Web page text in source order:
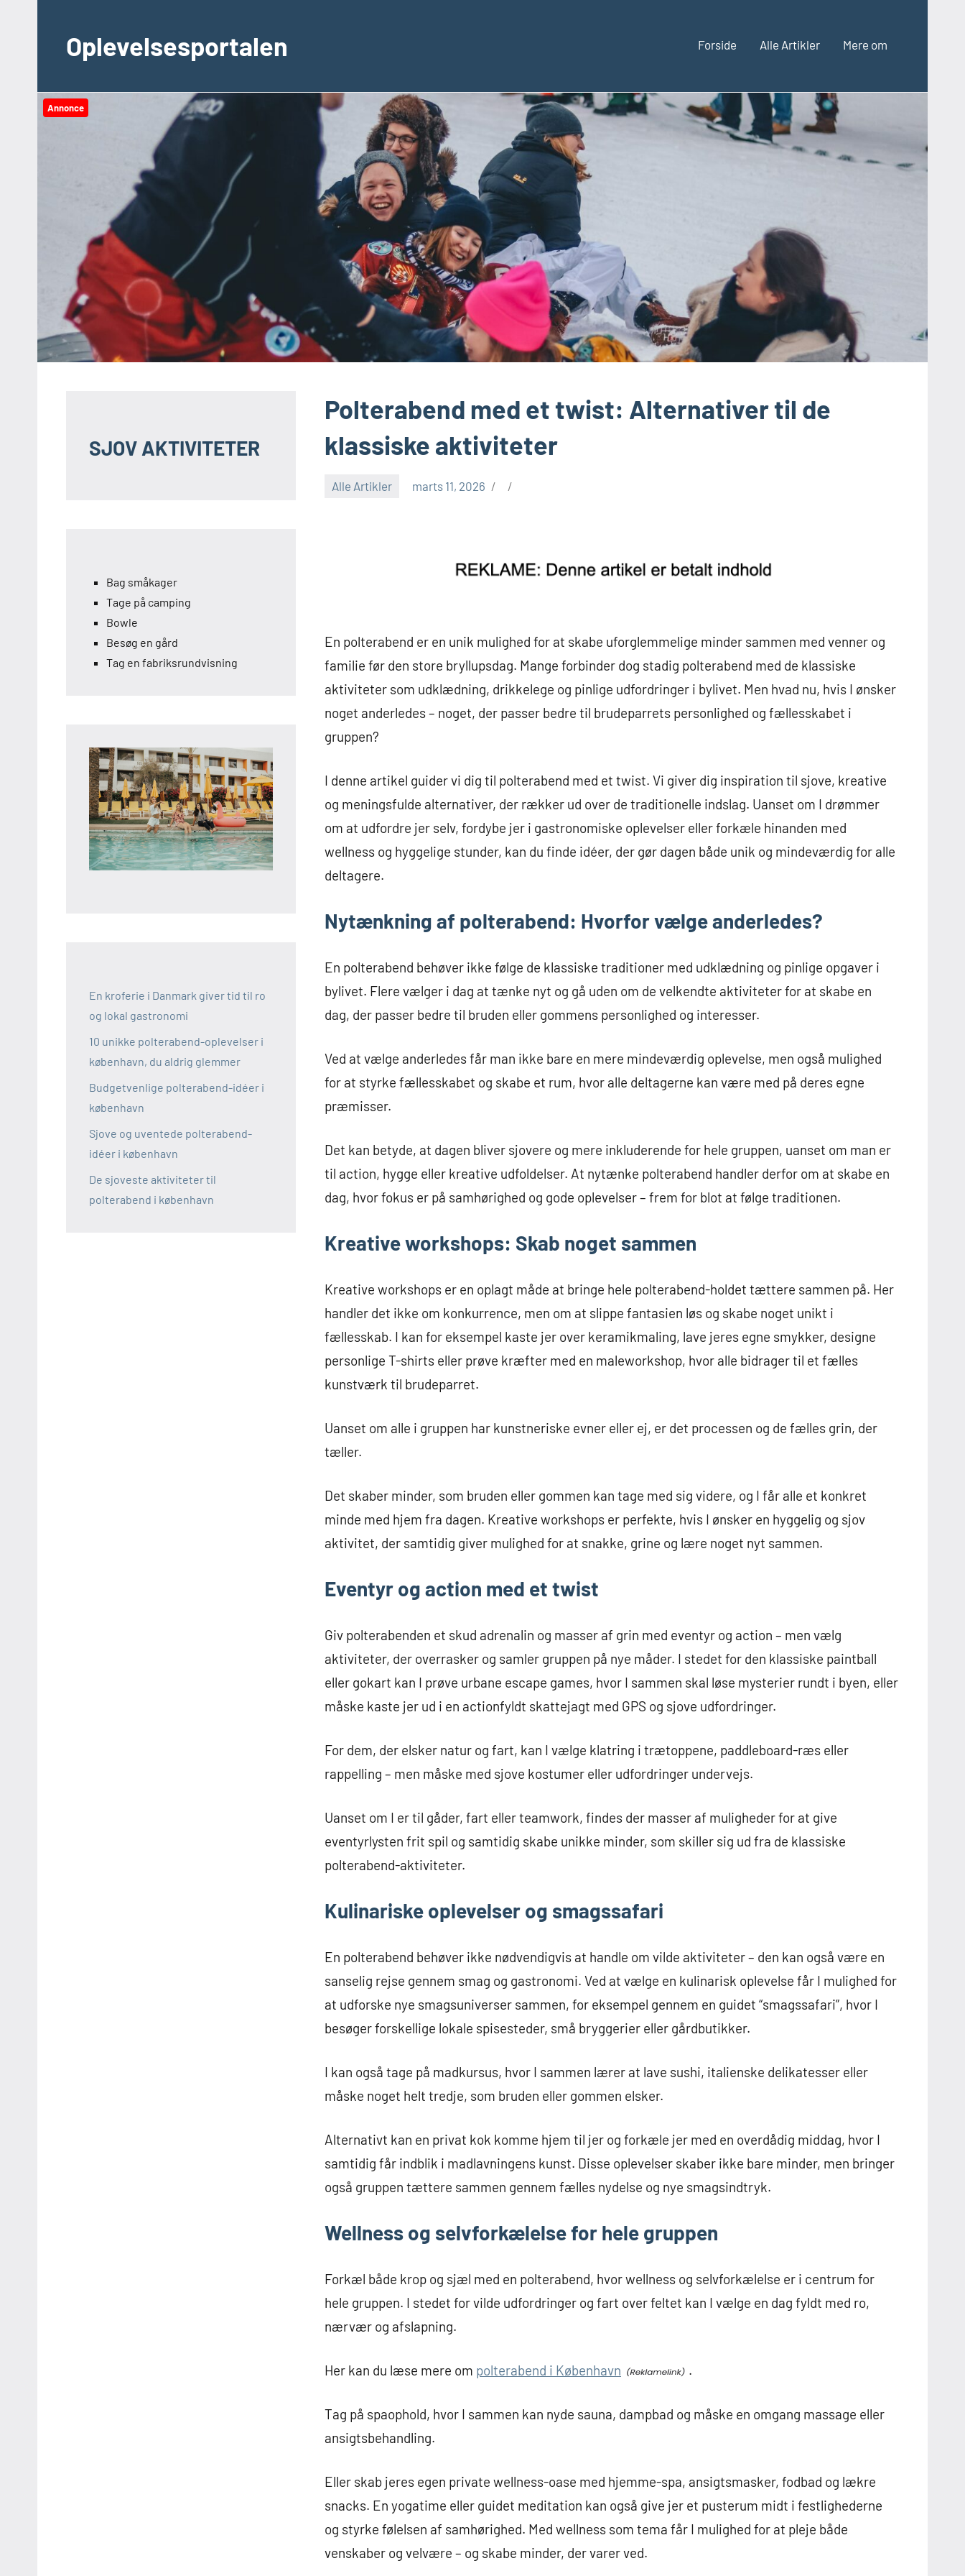
indholdOplevelsesportalen Forside Alle Artikler Mere om
Annonce
Polterabend med et twist: Alternativer til de
klassiske aktiviteter
Alle Artikler marts 11, 2026
En polterabend er en unik mulighed for at skabe uforglemmelige minder sammen med venner og
familie før den store bryllupsdag. Mange forbinder dog stadig polterabend med de klassiske
aktiviteter som udklædning, drikkelege og pinlige udfordringer i bylivet. Men hvad nu, hvis I ønsker
noget anderledes – noget, der passer bedre til brudeparrets personlighed og fællesskabet i
gruppen?
I denne artikel guider vi dig til polterabend med et twist. Vi giver dig inspiration til sjove, kreative
og meningsfulde alternativer, der rækker ud over de traditionelle indslag. Uanset om I drømmer
om at udfordre jer selv, fordybe jer i gastronomiske oplevelser eller forkæle hinanden med
wellness og hyggelige stunder, kan du finde idéer, der gør dagen både unik og mindeværdig for alle
deltagere.
Nytænkning af polterabend: Hvorfor vælge anderledes?
En polterabend behøver ikke følge de klassiske traditioner med udklædning og pinlige opgaver i
bylivet. Flere vælger i dag at tænke nyt og gå uden om de velkendte aktiviteter for at skabe en
dag, der passer bedre til bruden eller gommens personlighed og interesser.
Ved at vælge anderledes får man ikke bare en mere mindeværdig oplevelse, men også mulighed
for at styrke fællesskabet og skabe et rum, hvor alle deltagerne kan være med på deres egne
præmisser.
Det kan betyde, at dagen bliver sjovere og mere inkluderende for hele gruppen, uanset om man er
til action, hygge eller kreative udfoldelser. At nytænke polterabend handler derfor om at skabe en
dag, hvor fokus er på samhørighed og gode oplevelser – frem for blot at følge traditionen.
Kreative workshops: Skab noget sammen
Kreative workshops er en oplagt måde at bringe hele polterabend-holdet tættere sammen på. Her
handler det ikke om konkurrence, men om at slippe fantasien løs og skabe noget unikt i
fællesskab. I kan for eksempel kaste jer over keramikmaling, lave jeres egne smykker, designe
personlige T-shirts eller prøve kræfter med en maleworkshop, hvor alle bidrager til et fælles
kunstværk til brudeparret.
Uanset om alle i gruppen har kunstneriske evner eller ej, er det processen og de fælles grin, der
tæller.
Det skaber minder, som bruden eller gommen kan tage med sig videre, og I får alle et konkret
minde med hjem fra dagen. Kreative workshops er perfekte, hvis I ønsker en hyggelig og sjov
aktivitet, der samtidig giver mulighed for at snakke, grine og lære noget nyt sammen.
Eventyr og action med et twist
Giv polterabenden et skud adrenalin og masser af grin med eventyr og action – men vælg
aktiviteter, der overrasker og samler gruppen på nye måder. I stedet for den klassiske paintball
eller gokart kan I prøve urbane escape games, hvor I sammen skal løse mysterier rundt i byen, eller
måske kaste jer ud i en actionfyldt skattejagt med GPS og sjove udfordringer.
For dem, der elsker natur og fart, kan I vælge klatring i trætoppene, paddleboard-ræs eller
rappelling – men måske med sjove kostumer eller udfordringer undervejs.
Uanset om I er til gåder, fart eller teamwork, findes der masser af muligheder for at give
eventyrlysten frit spil og samtidig skabe unikke minder, som skiller sig ud fra de klassiske
polterabend-aktiviteter.
Kulinariske oplevelser og smagssafari
En polterabend behøver ikke nødvendigvis at handle om vilde aktiviteter – den kan også være en
sanselig rejse gennem smag og gastronomi. Ved at vælge en kulinarisk oplevelse får I mulighed for
at udforske nye smagsuniverser sammen, for eksempel gennem en guidet “smagssafari”, hvor I
besøger forskellige lokale spisesteder, små bryggerier eller gårdbutikker.
I kan også tage på madkursus, hvor I sammen lærer at lave sushi, italienske delikatesser eller
måske noget helt tredje, som bruden eller gommen elsker.
Alternativt kan en privat kok komme hjem til jer og forkæle jer med en overdådig middag, hvor I
samtidig får indblik i madlavningens kunst. Disse oplevelser skaber ikke bare minder, men bringer
også gruppen tættere sammen gennem fælles nydelse og nye smagsindtryk.
Wellness og selvforkælelse for hele gruppen
Forkæl både krop og sjæl med en polterabend, hvor wellness og selvforkælelse er i centrum for
hele gruppen. I stedet for vilde udfordringer og fart over feltet kan I vælge en dag fyldt med ro,
nærvær og afslapning.
Her kan du læse mere om polterabend i København .
Tag på spaophold, hvor I sammen kan nyde sauna, dampbad og måske en omgang massage eller
ansigtsbehandling.
Eller skab jeres egen private wellness-oase med hjemme-spa, ansigtsmasker, fodbad og lækre
snacks. En yogatime eller guidet meditation kan også give jer et pusterum midt i festlighederne
og styrke følelsen af samhørighed. Med wellness som tema får I mulighed for at pleje både
venskaber og velvære – og skabe minder, der varer ved.
SJOV AKTIVITETER
Bag småkager
Tage på camping
Bowle
Besøg en gård
Tag en fabriksrundvisning
En kroferie i Danmark giver tid til ro
og lokal gastronomi
10 unikke polterabend-oplevelser i
københavn, du aldrig glemmer
Budgetvenlige polterabend-idéer i
københavn
Sjove og uventede polterabend-
idéer i københavn
De sjoveste aktiviteter til
polterabend i københavn